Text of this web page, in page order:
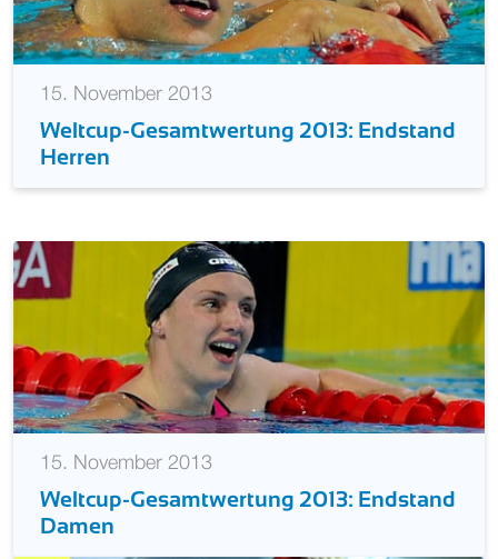
15. November 2013
Weltcup-Gesamtwertung 2013: Endstand
Herren
15. November 2013
Weltcup-Gesamtwertung 2013: Endstand
Damen